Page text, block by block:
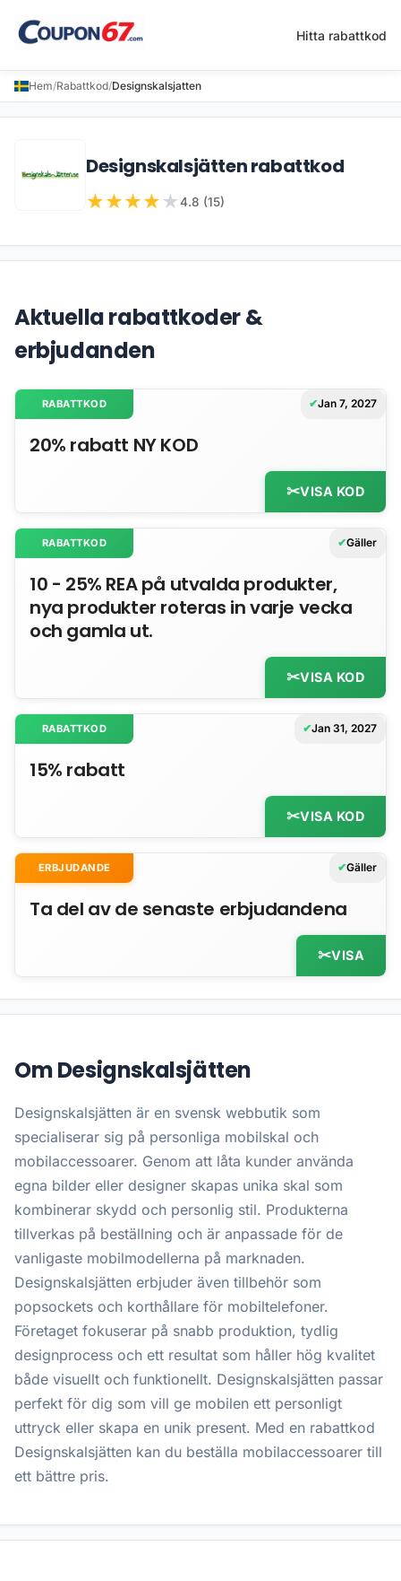
Hitta rabattkod
Hem/Rabattkod/Designskalsjatten
Designskalsjätten rabattkod
★★★★ ★4.8 (15)
Aktuella rabattkoder &
erbjudanden
RABATTKOD Jan 7, 2027
20% rabatt NY KOD
VISA KOD
RABATTKOD Gäller
10 - 25% REA på utvalda produkter,
nya produkter roteras in varje vecka
och gamla ut.
VISA KOD
RABATTKOD Jan 31, 2027
15% rabatt
VISA KOD
ERBJUDANDE Gäller
Ta del av de senaste erbjudandena
VISA
Om Designskalsjätten
Designskalsjätten är en svensk webbutik som
specialiserar sig på personliga mobilskal och
mobilaccessoarer. Genom att låta kunder använda
egna bilder eller designer skapas unika skal som
kombinerar skydd och personlig stil. Produkterna
tillverkas på beställning och är anpassade för de
vanligaste mobilmodellerna på marknaden.
Designskalsjätten erbjuder även tillbehör som
popsockets och korthållare för mobiltelefoner.
Företaget fokuserar på snabb produktion, tydlig
designprocess och ett resultat som håller hög kvalitet
både visuellt och funktionellt. Designskalsjätten passar
perfekt för dig som vill ge mobilen ett personligt
uttryck eller skapa en unik present. Med en rabattkod
Designskalsjätten kan du beställa mobilaccessoarer till
ett bättre pris.